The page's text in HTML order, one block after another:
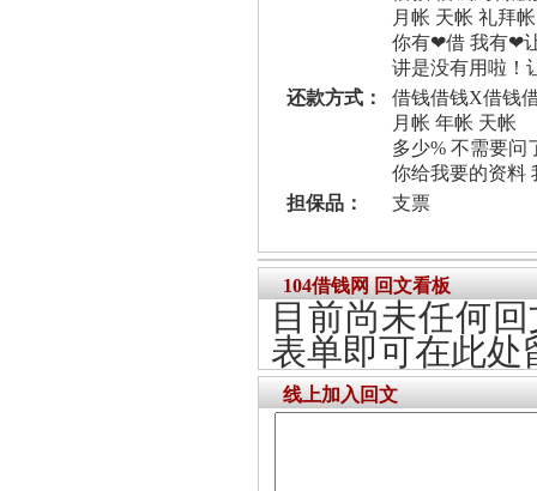
月帐 天帐 礼拜
你有❤借 我有❤
讲是没有用啦！
还款方式：
借钱借钱X借钱
月帐 年帐 天帐
多少% 不需要问
你给我要的资料
担保品：
支票
104借钱网 回文看板
目前尚未任何
表单即可在此处
线上加入回文